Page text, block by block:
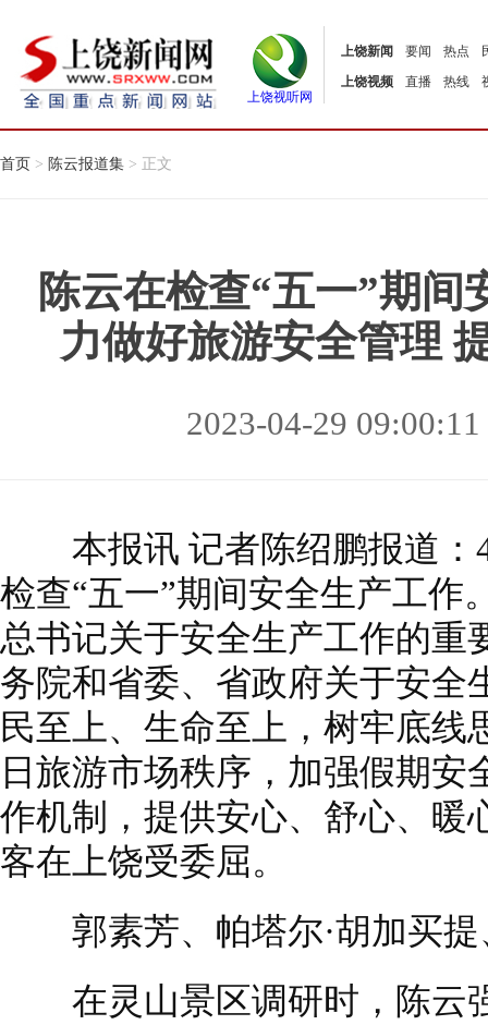
上饶视听网
上饶新闻 要闻 热点
上饶视频
直播 热线
首页 > 陈云报道集 > 正文
陈云在检查“五一”期间
力做好旅游安全管理
2023-04-29
本报讯 记者陈绍鹏报道：4
检查“五一”期间安全生产工作
总书记关于安全生产工作的重
务院和省委、省政府关于安全
民至上、生命至上，树牢底
日旅游市场秩序，加强假期
作机制，提供安心、舒心、暖
客在上饶受委屈。
郭素芳、帕塔尔·胡加买提
在灵山景区调研时，陈云